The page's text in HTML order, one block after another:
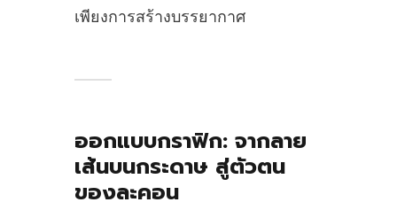
เพียงการสร้างบรรยากาศ
ออกแบบกราฟิก: จากลาย
เส้นบนกระดาษ สู่ตัวตน
ของละคอน